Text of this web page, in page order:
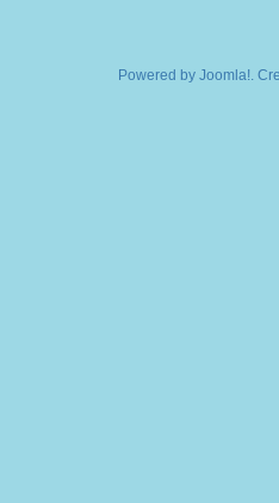
Powered by Joomla!.